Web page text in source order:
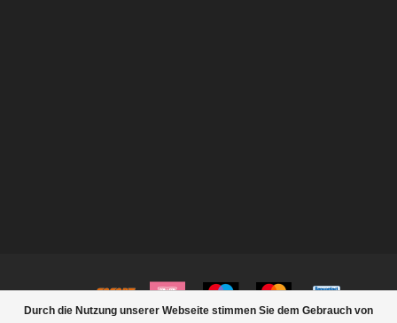
Durch die Nutzung unserer Webseite stimmen Sie dem Gebrauch von